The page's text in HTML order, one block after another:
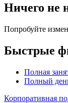
Ничего не
Попробуйте
Быстрые
Полная
Полный
Корпоративная